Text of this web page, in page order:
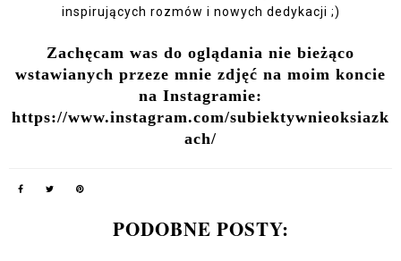
inspirujących rozmów i nowych dedykacji ;)
Zachęcam was do oglądania nie bieżąco
wstawianych przeze mnie zdjęć na moim koncie
na Instagramie:
https://www.instagram.com/subiektywnieoksiazk
ach/
PODOBNE POSTY: